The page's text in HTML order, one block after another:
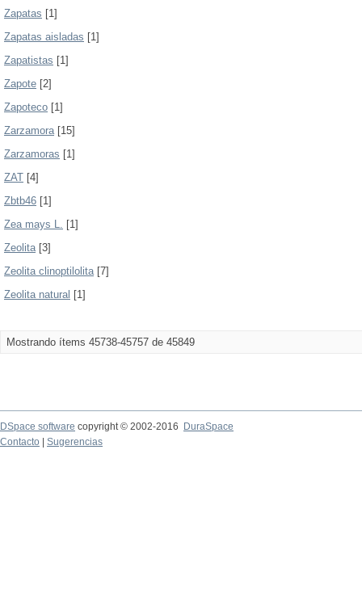
Zapatas [1]
Zapatas aisladas [1]
Zapatistas [1]
Zapote [2]
Zapoteco [1]
Zarzamora[15]
Zarzamoras [1]
ZAT [4]
Zbtb46 [1]
Zea mays L. [1]
Zeolita[3]
Zeolita clinoptilolita[7]
Zeolita natural [1]
Mostrando ítems 45738-45757 de 45849
DSpace software copyright © 2002-2016
DuraSpace
Contacto
Sugerencias